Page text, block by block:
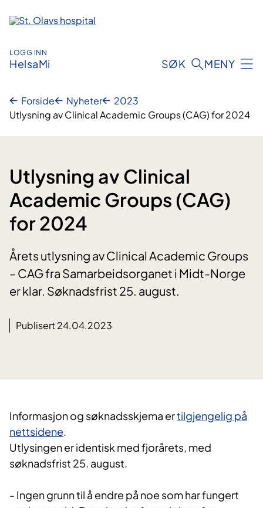
innhold
LOGG INN
HelsaMi SØK MENY
Forside Nyheter
2023
Utlysning av Clinical Academic Groups (CAG) for 2024
Utlysning av Clinical
Academic Groups (CAG)
for 2024
Årets utlysning av Clinical Academic Groups
– CAG fra Samarbeidsorganet i Midt-Norge
er klar. Søknadsfrist 25. august.
Publisert 24.04.2023
Informasjon og søknadsskjema ertilgjengelig på
nettsidene.
Utlysingen er identisk med fjorårets, med
søknadsfrist 25. august.
- Ingen grunn til å endre på noe som har fungert